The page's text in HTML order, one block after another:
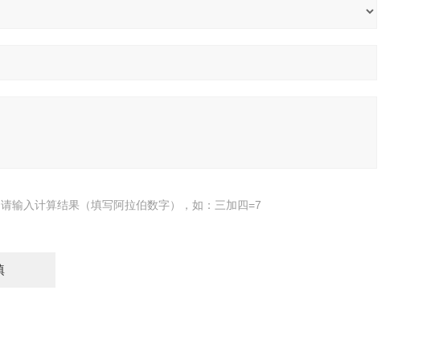
请输入计算结果（填写阿拉伯数字），如：三加四=7